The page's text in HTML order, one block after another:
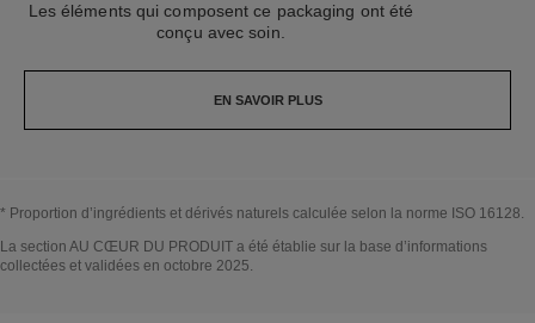
Les éléments qui composent ce packaging ont été
conçu avec soin.
EN SAVOIR PLUS
* Proportion d’ingrédients et dérivés naturels calculée selon la norme ISO 16128.
↩
La section AU CŒUR DU PRODUIT a été établie sur la base d’informations
collectées et validées en octobre 2025.